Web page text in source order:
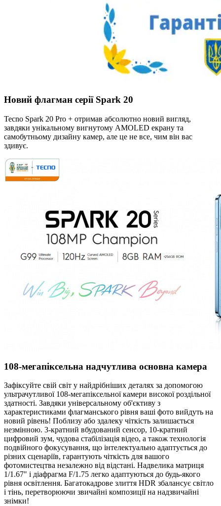
Новий флагман серії Spark 20
Tecno Spark 20 Pro + отримав абсолютно новий вигляд,
завдяки унікальному вигнутому AMOLED екрану та
самобутньому дизайну камер, але це не все, чим він вас
здивує.
108-мегапіксельна надчутлива основна камера
Зафіксуйте свій світ у найдрібніших деталях за допомогою
ультрачутливої 108-мегапіксельної камери високої роздільної
здатності. Завдяки універсальному об'єктиву з
характеристиками флагманського рівня ваші фото вийдуть на
новий рівень! Поблизу або здалеку чіткість залишається
незмінною. 3-кратний вбудований сенсор, 10-кратний
цифровий зум, чудова стабілізація відео, а також технологія
подвійного фокусування, що інтелектуально адаптується до
різних сценаріїв, гарантують чіткість для вашого
фотомистецтва незалежно від відстані. Надвелика матриця
1/1.67" і діафрагма F/1.75 легко адаптуються до будь-якого
рівня освітлення. Багатокадрове злиття HDR збалансує світло
і тінь, перетворюючи звичайні композиції на надзвичайні
знімки!